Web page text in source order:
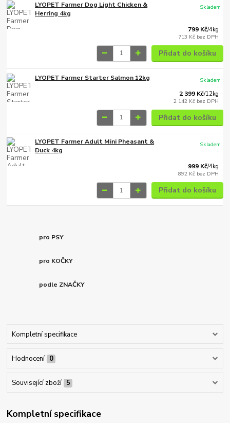
LYOPET Farmer Dog Light Chicken &
Herring 4kg
799 Kč/4kg
713 Kč bez DPH
Skladem
Přidat do košíku
LYOPET Farmer Starter Salmon 12kg
2 399 Kč/12kg
2 142 Kč bez DPH
Skladem
Přidat do košíku
LYOPET Farmer Adult Mini Pheasant &
Duck 4kg
999 Kč/4kg
892 Kč bez DPH
Skladem
Přidat do košíku
pro PSY
pro KOČKY
podle ZNAČKY
Kompletní specifikace
Hodnocení 0
Související zboží 5
Kompletní specifikace